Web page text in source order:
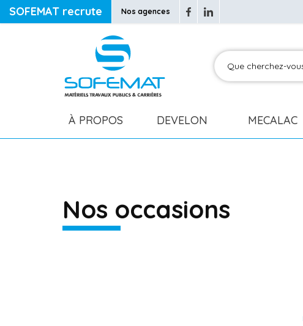
SOFEMAT recrute Nos agences
À PROPOS DEVELON MECALAC
Nos occasions